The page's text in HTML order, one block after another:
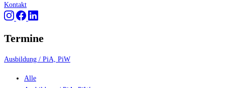
Kontakt
Termine
Ausbildung / PiA, PiW
Alle